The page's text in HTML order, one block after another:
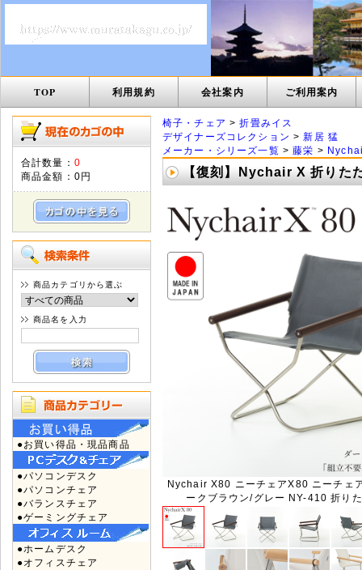
TOP 利用規約 会社案内 ご利用案内
合計数量： 0
商品金額： 0円
商品カテゴリから選ぶ
商品名を入力
●お買い得品・現品商品
●パソコンデスク
●パソコンチェア
●バランスチェア
●ゲーミングチェア
●ホームデスク
●オフィスチェア
椅子・チェア >折畳みイス
デザイナーズコレクション >新居 猛
メーカー・シリーズ一覧 >藤栄 >
【復刻】Nychair X 折りた
Nychair X80 ニーチェアX80 ニーチェ
ークブラウン/グレー NY-410 折り